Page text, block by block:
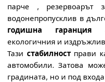
парче , резервоарът
водонепропусклив в
годишна гаранция
екологичния и
Тази стабилностправи
автомобили. Затова
градината, но и под